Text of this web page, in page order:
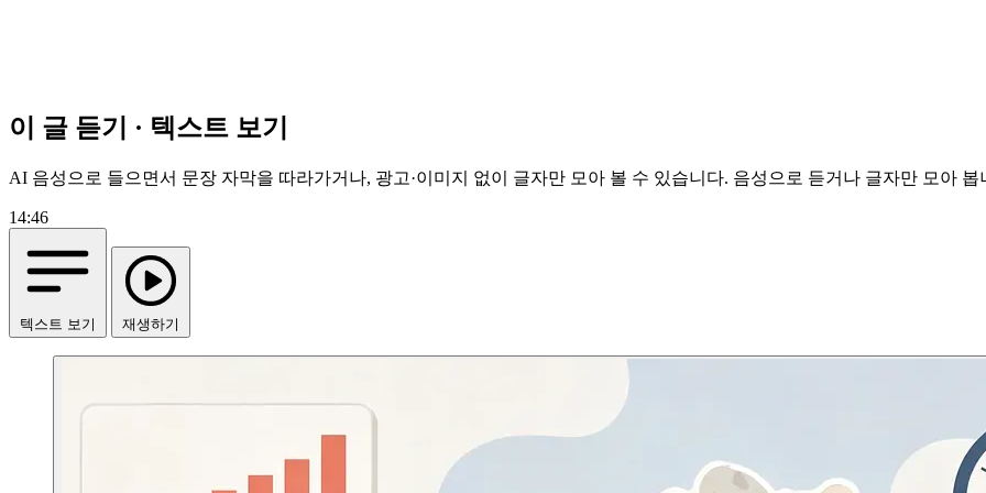
이 글 듣기 · 텍스트 보기
AI 음성으로 들으면서 문장 자막을 따라가거나, 광고·이미지 없이 글자만 모아 볼 수 있습니다. 음성으로 듣거나 글자만 모아 봅
14:46
텍스트 보기 재생하기